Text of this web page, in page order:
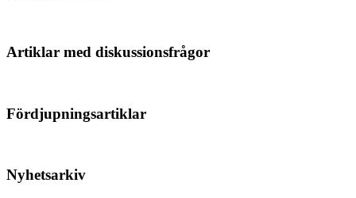
Artiklar med diskussionsfrågor
Fördjupningsartiklar
Nyhetsarkiv